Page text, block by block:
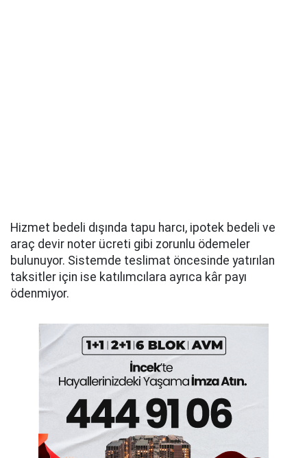
Hizmet bedeli dışında tapu harcı, ipotek bedeli ve
araç devir noter ücreti gibi zorunlu ödemeler
bulunuyor. Sistemde teslimat öncesinde yatırılan
taksitler için ise katılımcılara ayrıca kâr payı
ödenmiyor.